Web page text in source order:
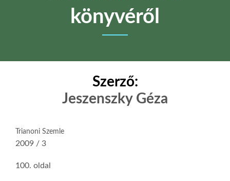
könyvéről
Szerző:
Jeszenszky Géza
Trianoni Szemle
2009 / 3
100. oldal